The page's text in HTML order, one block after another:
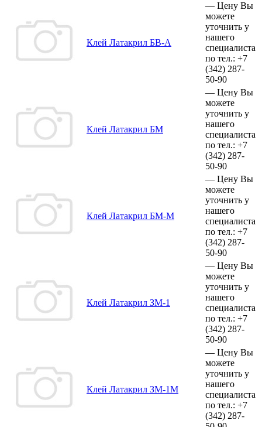
Клей Латакрил БВ-А
— Цену Вы
можете
уточнить у
нашего
специалиста
по тел.: +7
(342) 287-
50-90
Клей Латакрил БМ
— Цену Вы
можете
уточнить у
нашего
специалиста
по тел.: +7
(342) 287-
50-90
Клей Латакрил БМ-М
— Цену Вы
можете
уточнить у
нашего
специалиста
по тел.: +7
(342) 287-
50-90
Клей Латакрил ЗМ-1
— Цену Вы
можете
уточнить у
нашего
специалиста
по тел.: +7
(342) 287-
50-90
Клей Латакрил ЗМ-1М
— Цену Вы
можете
уточнить у
нашего
специалиста
по тел.: +7
(342) 287-